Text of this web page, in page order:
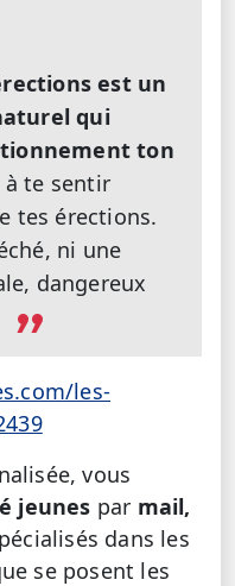
est un
qui
ton
à te sentir
tes érections.
ni une
dangereux
les-
vous
jeunes par mail,
dans les
se posent les